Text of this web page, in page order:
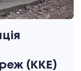
(ККЕ)